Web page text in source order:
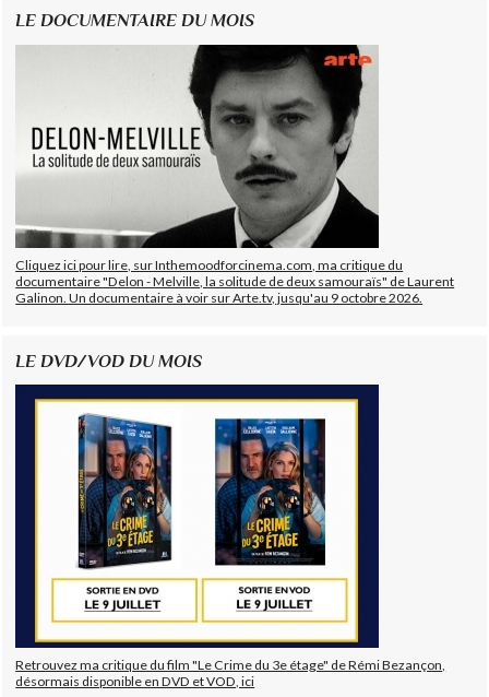
LE DOCUMENTAIRE DU MOIS
Cliquez ici pour lire, sur Inthemoodforcinema.com, ma critique du
documentaire "Delon - Melville, la solitude de deux samouraïs" de Laurent
Galinon. Un documentaire à voir sur Arte.tv, jusqu'au 9 octobre 2026.
LE DVD/VOD DU MOIS
Retrouvez ma critique du film "Le Crime du 3e étage" de Rémi Bezançon,
désormais disponible en DVD et VOD, ici